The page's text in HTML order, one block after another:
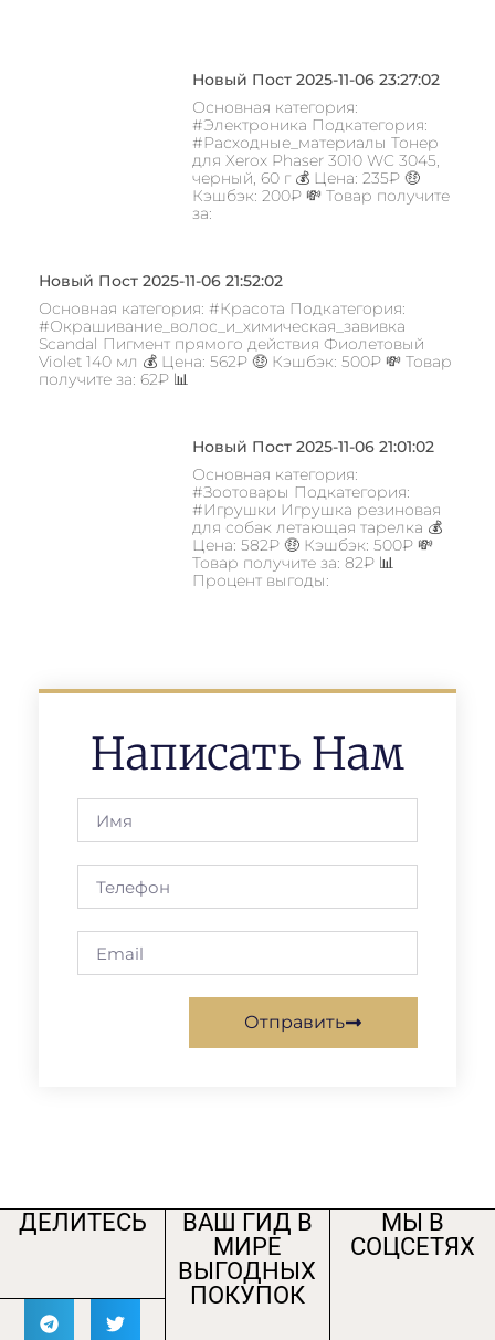
Новый Пост 2025-11-06 23:27:02
Основная категория:
#Электроника Подкатегория:
#Расходные_материалы Тонер
для Xerox Phaser 3010 WC 3045,
черный, 60 г 💰 Цена: 235₽ 🤑
Кэшбэк: 200₽ 💸 Товар получите
за:
Новый Пост 2025-11-06 21:52:02
Основная категория: #Красота Подкатегория:
#Окрашивание_волос_и_химическая_завивка
Scandal Пигмент прямого действия Фиолетовый
Violet 140 мл 💰 Цена: 562₽ 🤑 Кэшбэк: 500₽ 💸 Товар
получите за: 62₽ 📊
Новый Пост 2025-11-06 21:01:02
Основная категория:
#Зоотовары Подкатегория:
#Игрушки Игрушка резиновая
для собак летающая тарелка 💰
Цена: 582₽ 🤑 Кэшбэк: 500₽ 💸
Товар получите за: 82₽ 📊
Процент выгоды:
Написать Нам
Отправить
ДЕЛИТЕСЬ
ВАШ ГИД В
МИРЕ
ВЫГОДНЫХ
ПОКУПОК
МЫ В
СОЦСЕТЯХ